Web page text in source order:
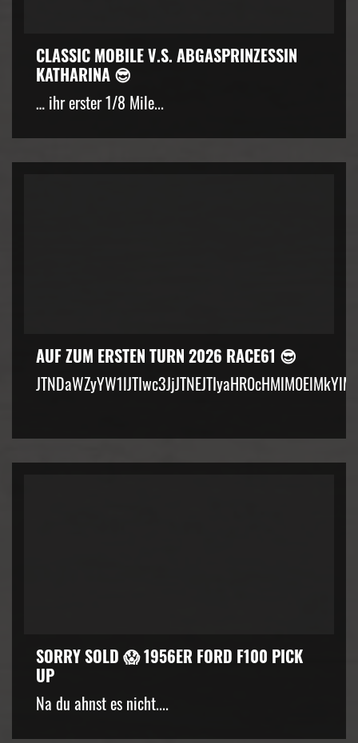
CLASSIC MOBILE V.S. ABGASPRINZESSIN
KATHARINA 😎
… ihr erster 1/8 Mile...
AUF ZUM ERSTEN TURN 2026 RACE61 😎
SORRY SOLD 😱 1956ER FORD F100 PICK
UP
Na du ahnst es nicht....